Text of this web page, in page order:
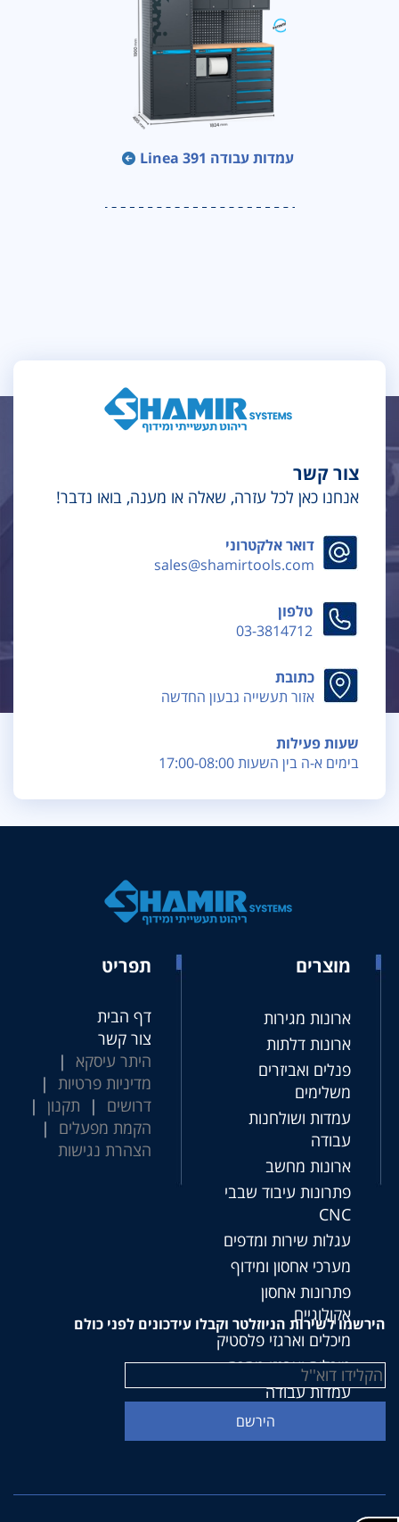
עמדות עבודה Linea 391
צור קשר
אנחנו כאן לכל עזרה, שאלה או מענה, בואו נדבר!
דואר אלקטרוני
sales@shamirtools.com
טלפון
03-3814712
כתובת
אזור תעשייה גבעון החדשה
שעות פעילות
בימים א-ה בין השעות 17:00-08:00
תפריט
דף הבית
צור קשר
היתר עיסקא
|
מדיניות פרטיות
|
דרושים
| תקנון
|
הקמת מפעלים
|
הצהרת נגישות
מוצרים
ארונות מגירות
ארונות דלתות
פנלים ואביזרים
משלימים
עמדות ושולחנות
עבודה
ארונות מחשב
פתרונות עיבוד שבבי
CNC
עגלות שירות ומדפים
מערכי אחסון ומידוף
פתרונות אחסון
אקולוגיים
מיכלים וארגזי פלסטיק
מיכלים וארגזי מתכת
עמדות עבודה
הירשמו לשירות הניוזלטר וקבלו עידכונים לפני כולם